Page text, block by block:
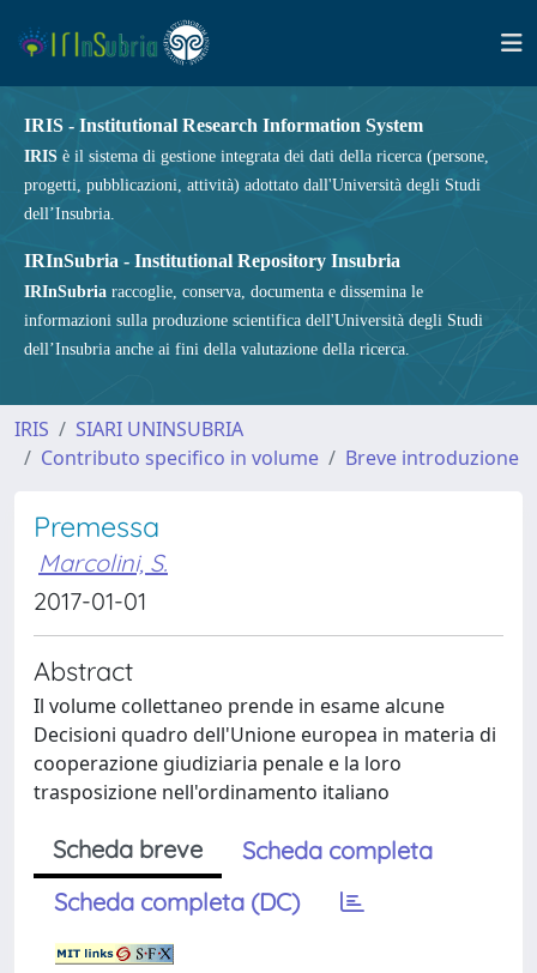
IRIS - Institutional Research Information System
IRIS è il sistema di gestione integrata dei dati della ricerca (persone,
progetti, pubblicazioni, attività) adottato dall'Università degli Studi
dell’Insubria.
IRInSubria - Institutional Repository Insubria
IRInSubria raccoglie, conserva, documenta e dissemina le
informazioni sulla produzione scientifica dell'Università degli Studi
dell’Insubria anche ai fini della valutazione della ricerca.
IRIS
SIARI UNINSUBRIA
Contributo specifico in volume
Breve introduzione
Premessa
Marcolini, S.
2017-01-01
Abstract
Il volume collettaneo prende in esame alcune
Decisioni quadro dell'Unione europea in materia di
cooperazione giudiziaria penale e la loro
trasposizione nell'ordinamento italiano
Scheda breve
Scheda completa
Scheda completa (DC)